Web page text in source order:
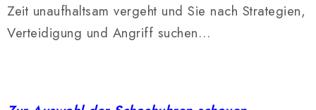
Zeit unaufhaltsam vergeht und Sie nach Strategien,
Verteidigung und Angriff suchen…